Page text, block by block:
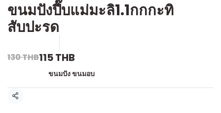
ขนมปังปี๊บแม่มะลิ1.1กกกะทิ
สับปะรด
130 THB115 THB
ขนมปัง ขนมอบ
แชร์